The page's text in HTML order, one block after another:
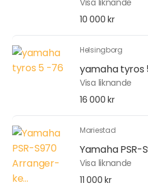
Visa liknande
10 000 kr
Helsingborg
yamaha tyros
Visa liknande
16 000 kr
Mariestad
Yamaha PSR-
Visa liknande
11 000 kr